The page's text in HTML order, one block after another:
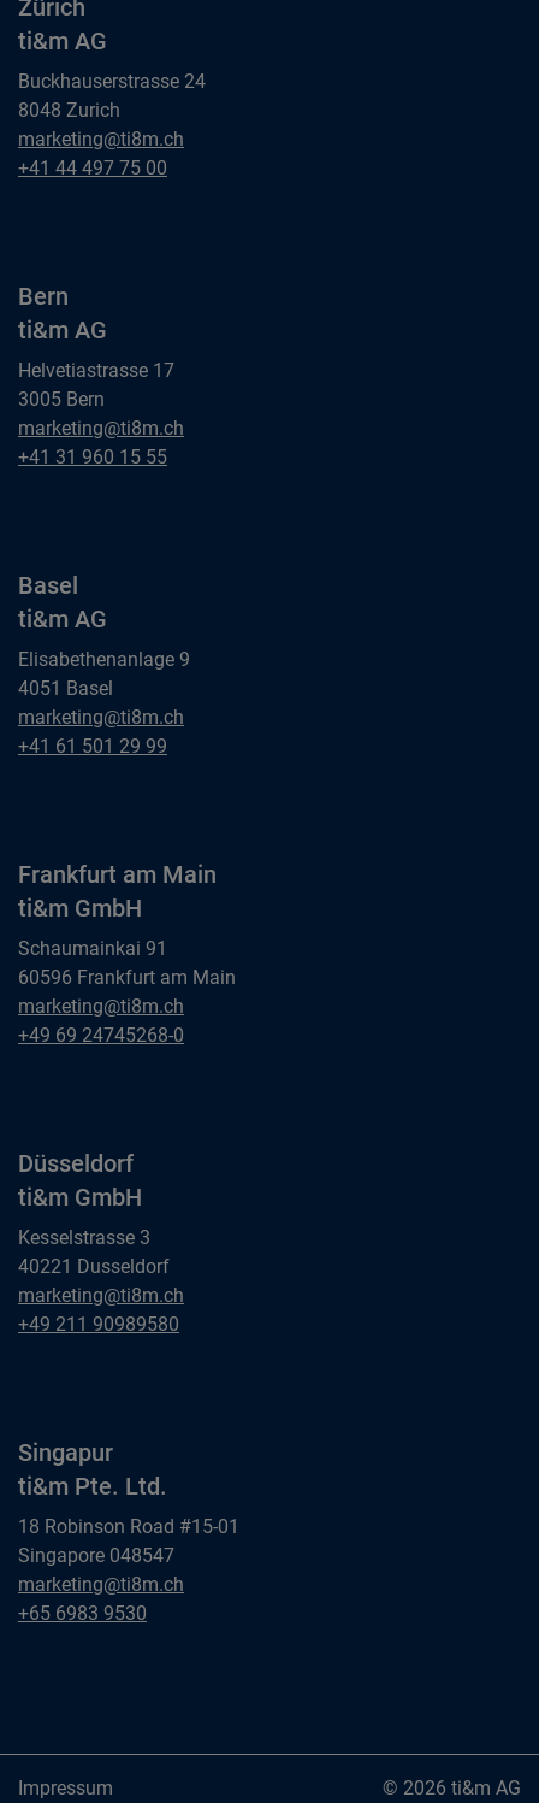
Zürich
ti&m AG
Buckhauserstrasse 24
8048 Zurich
Zürich
ti&m AG
marketing@ti8m.ch
Zürich
+41 44 497 75 00
Bern
ti&m AG
Helvetiastrasse 17
3005 Bern
Bern
ti&m AG
marketing@ti8m.ch
Bern
+41 31 960 15 55
Basel
ti&m AG
Elisabethenanlage 9
4051 Basel
Basel
ti&m AG
marketing@ti8m.ch
Basel
+41 61 501 29 99
Frankfurt am Main
ti&m GmbH
Schaumainkai 91
60596 Frankfurt am Main
Frankfurt am Main
ti&m GmbH
marketing@ti8m.ch
Frankfurt am Main
+49 69 24745268-0
Düsseldorf
ti&m GmbH
Kesselstrasse 3
40221 Dusseldorf
Düsseldorf
ti&m GmbH
marketing@ti8m.ch
Düsseldorf
+49 211 90989580
Singapur
ti&m Pte. Ltd.
18 Robinson Road #15-01
Singapore 048547
Singapur
ti&m Pte. Ltd.
marketing@ti8m.ch
Singapur
+65 6983 9530
Impressum © 2026 ti&m AG